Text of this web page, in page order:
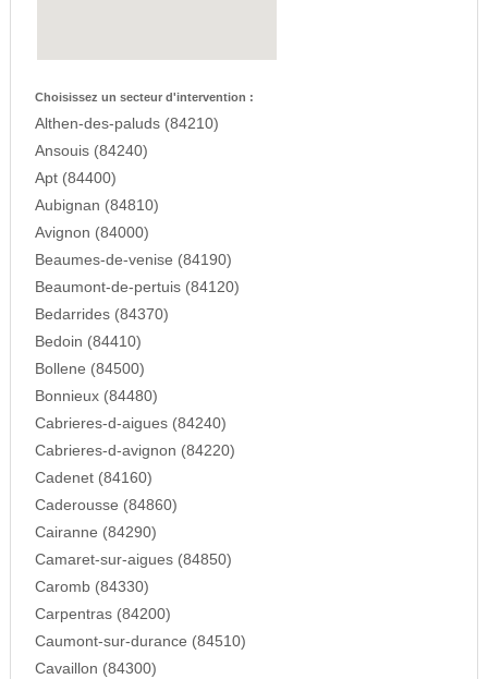
Choisissez un secteur d'intervention :
Althen-des-paluds (84210)
Ansouis (84240)
Apt (84400)
Aubignan (84810)
Avignon (84000)
Beaumes-de-venise (84190)
Beaumont-de-pertuis (84120)
Bedarrides (84370)
Bedoin (84410)
Bollene (84500)
Bonnieux (84480)
Cabrieres-d-aigues (84240)
Cabrieres-d-avignon (84220)
Cadenet (84160)
Caderousse (84860)
Cairanne (84290)
Camaret-sur-aigues (84850)
Caromb (84330)
Carpentras (84200)
Caumont-sur-durance (84510)
Cavaillon (84300)